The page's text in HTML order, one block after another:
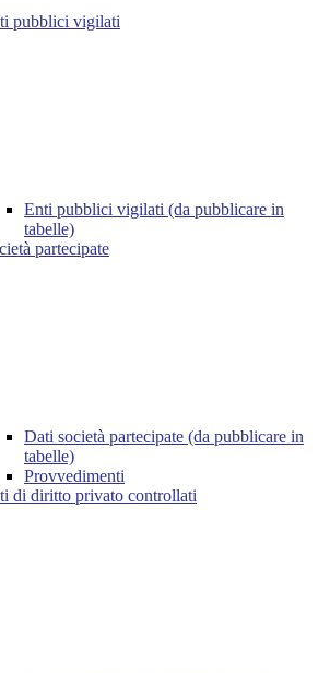
pubblici vigilati
Enti pubblici vigilati (da pubblicare in
tabelle)
partecipate
Dati società partecipate (da pubblicare in
tabelle)
Provvedimenti
di diritto privato controllati